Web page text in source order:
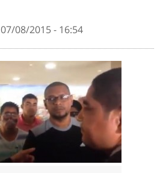
07/08/2015 - 16:54